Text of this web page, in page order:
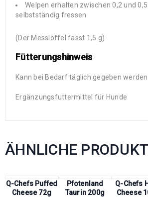
Welpen erhalten zwischen 0,2 und
selbstständig fressen
(Der Messlöffel fasst 1,5 g)
Fütterungshinweis
Kann bei Bedarf täglich gegeben werden
Ergänzungsfuttermittel für Hunde
ÄHNLICHE
Q-Chefs Puffed
Cheese 72g
Pfotenland
Taurin 200g
Q-Chefs
Cheese